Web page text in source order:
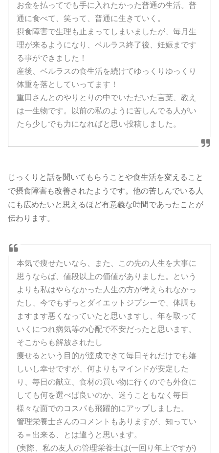
お金を払ってでも手に入れたかった普通の生活。普
通に食べて、笑って、普通に生きていく。
摂食障害で生理も止まってしまいましたが、毎月生
理が来るようになり、ベルラス終了後、妊娠まです
る事ができました！
産後、ベルラスの食生活を続けてゆっくりゆっくり
体重を落としていってます！
重田さんとのやりとりの中でいただいた言葉、教え
は一生物です。以前の私のように苦しんでる人がい
たら少しでも力になればと思い投稿しました。
じっくりと話を聞いてもらうことや食生活を変えること
で摂食障害も改善されたようです。他の苦しんでいる人
にも広めたいと思えるほど有意義な時間であったことが
伝わります。
本気で痩せたいなら、また、この先の人生を大事に
思うならば、値段以上の価値がありました。という
よりも私はやらなかった人生の方が考えられなかっ
たし、今でもずっとダイエットジプシーで、体調も
ますます悪くなっていたと思いますし、年を取って
いくにつれ病気等の心配で不安だったと思います。
そこからも解放されたし
痩せるという目的が達成できて毎日それだけでも嬉
しいし幸せですが、何よりもマインドが安定した
り、毎日の献立、食材の買い物に行くのでも外食に
しても何を選べば良いのか、迷うこともなく毎日
様々な面でのコスパも飛躍的にアップしました。
管理栄養士さんのコメントもありますが、知ってい
る＝出来る、とは違うと思います。
(実際、私の友人の管理栄養士は(一回り年上ですが)